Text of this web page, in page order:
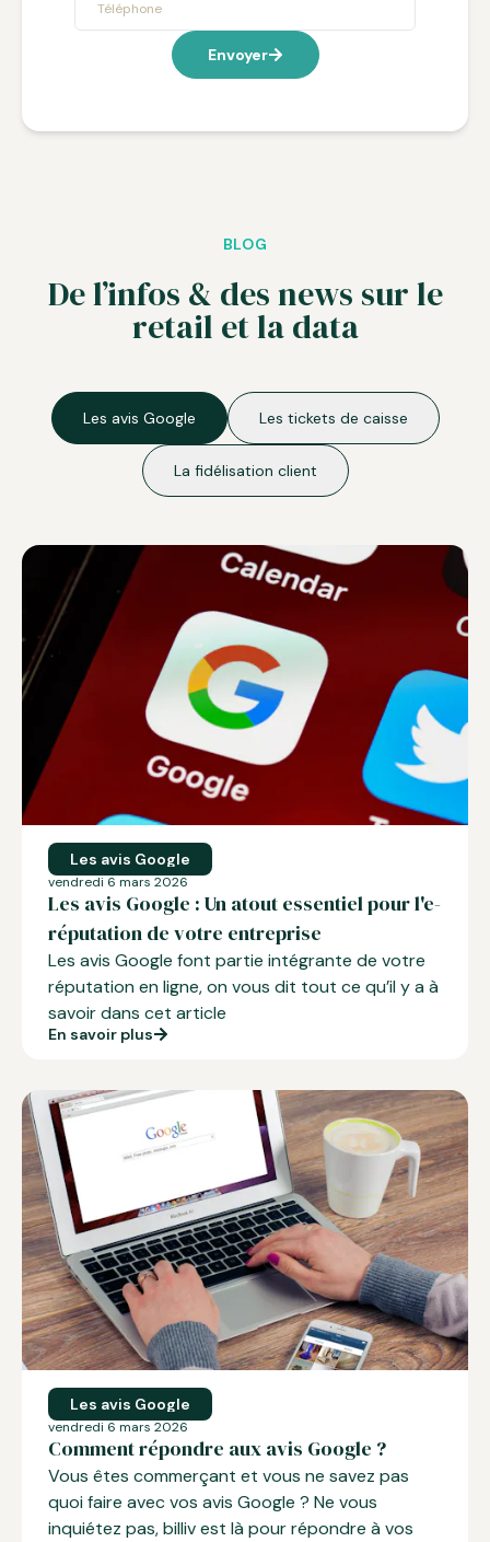
Envoyer
BLOG
De l’infos & des news sur le
retail et la data
Les avis Google Les tickets de caisse
La fidélisation client
Les avis Google
vendredi 6 mars 2026
Les avis Google : Un atout essentiel pour l'e-
réputation de votre entreprise
Les avis Google font partie intégrante de votre
réputation en ligne, on vous dit tout ce qu’il y a à
savoir dans cet article
En savoir plus
Les avis Google
vendredi 6 mars 2026
Comment répondre aux avis Google ?
Vous êtes commerçant et vous ne savez pas
quoi faire avec vos avis Google ? Ne vous
inquiétez pas, billiv est là pour répondre à vos